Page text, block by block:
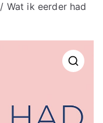
/ Wat ik eerder had